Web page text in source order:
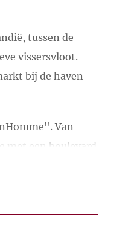
tussen de
vissersvloot.
bij de haven
Van
met een boulevard
verblijf van te